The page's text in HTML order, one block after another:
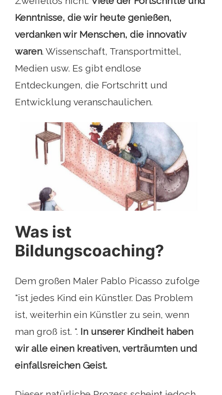
Kenntnisse, die wir heute genießen,
verdanken wir Menschen, die innovativ
waren. Wissenschaft, Transportmittel,
Medien usw. Es gibt endlose
Entdeckungen, die Fortschritt und
Entwicklung veranschaulichen.
Was ist
Bildungscoaching?
Dem großen Maler Pablo Picasso zufolge
"ist jedes Kind ein Künstler. Das Problem
ist, weiterhin ein Künstler zu sein, wenn
man groß ist. ". In unserer Kindheit haben
wir alle einen kreativen, verträumten und
einfallsreichen Geist.